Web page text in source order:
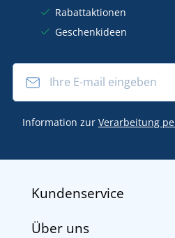
Rabattaktionen
Geschenkideen
Information zur Verarbeitung
Kundenservice
Impressum
Über uns